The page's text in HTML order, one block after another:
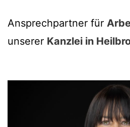
Ansprechpartner für
unserer Kanzlei in